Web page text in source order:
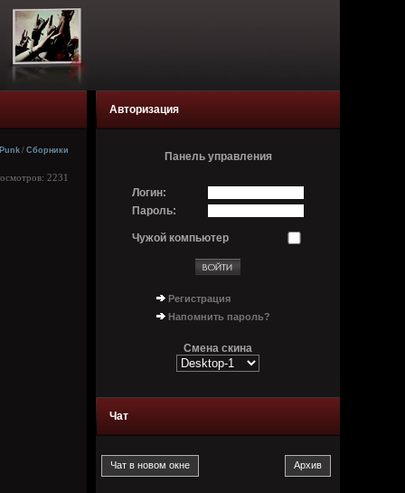
Punk / Сборники
2231
Авторизация
Панель управления
Логин:
Пароль:
Чужой компьютер
Регистрация
Напомнить пароль?
Смена скина
Чат